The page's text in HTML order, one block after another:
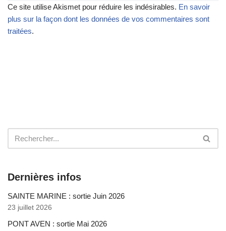
Ce site utilise Akismet pour réduire les indésirables. En savoir
plus sur la façon dont les données de vos commentaires sont
traitées.
Dernières infos
SAINTE MARINE : sortie Juin 2026
23 juillet 2026
PONT AVEN : sortie Mai 2026